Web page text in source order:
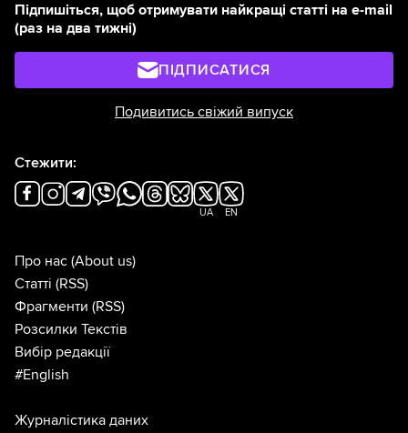
Підпишіться, щоб отримувати найкращі статті на e-mail
(раз на два тижні)
ПІДПИСАТИСЯ
Подивитись свіжий випуск
Стежити:
UA EN
Про нас (About us)
Статті (RSS)
Фрагменти (RSS)
Розсилки Текстів
Вибір редакції
#English
Журналістика даних